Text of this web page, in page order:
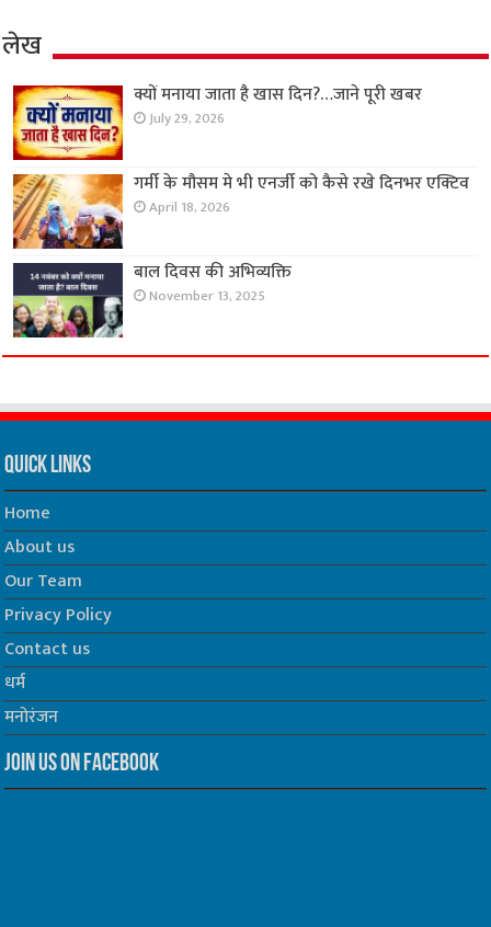
लेख
क्यों मनाया जाता है खास दिन?…जाने पूरी खबर
July 29, 2026
गर्मी के मौसम मे भी एनर्जी को कैसे रखे दिनभर एक्टिव
April 18, 2026
बाल दिवस की अभिव्यक्ति
November 13, 2025
Quick Links
Home
About us
Our Team
Privacy Policy
Contact us
धर्म
मनोरंजन
Join us on Facebook